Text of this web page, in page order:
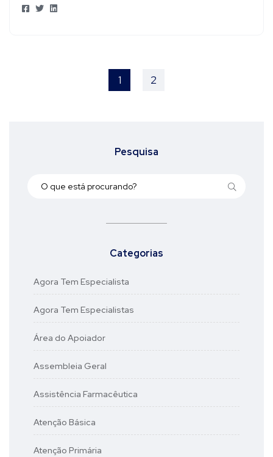
1 2
Pesquisa
Categorias
Agora Tem Especialista
Agora Tem Especialistas
Área do Apoiador
Assembleia Geral
Assistência Farmacêutica
Atenção Básica
Atenção Primária